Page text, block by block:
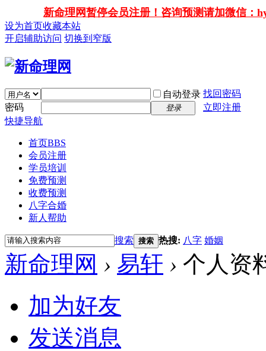
新命理网暂停会员注册！咨询预测请加微信：
设为首页收藏本站
开启辅助访问 切换到窄版
自动登录 找回密码
密码
登录
立即注册
快捷导航
首页BBS
会员注册
学员培训
免费预测
收费预测
八字合婚
新人帮助
搜索 搜索 热搜: 八字 婚姻
新命理网 › 易轩 › 个人资
加为好友
发送消息